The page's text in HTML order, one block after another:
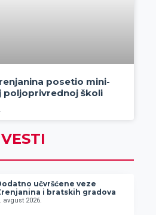
posetio mini-
poljoprivrednoj školi
učvršćene veze
i bratskih gradova
avgust 2026.